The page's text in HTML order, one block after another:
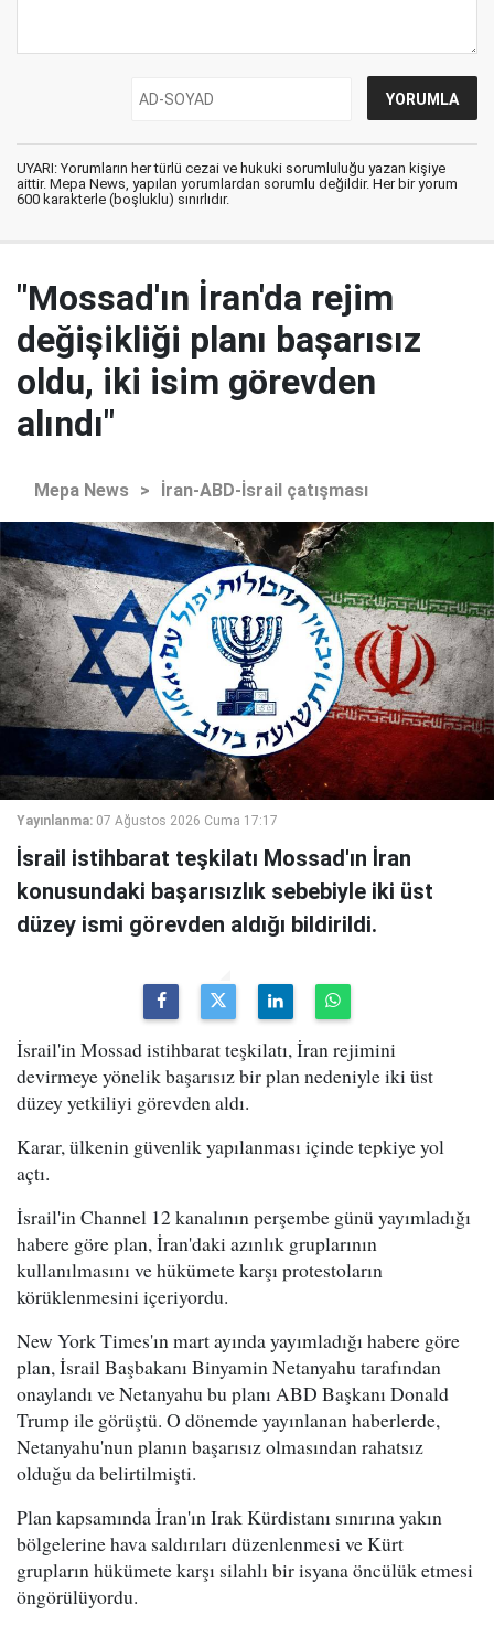
UYARI: Yorumların her türlü cezai ve hukuki sorumluluğu yazan kişiye
aittir. Mepa News, yapılan yorumlardan sorumlu değildir. Her bir yorum
600 karakterle (boşluklu) sınırlıdır.
"Mossad'ın İran'da rejim
değişikliği planı başarısız
oldu, iki isim görevden
alındı"
Mepa News > İran-ABD-İsrail çatışması
Yayınlanma: 07 Ağustos 2026 Cuma 17:17
İsrail istihbarat teşkilatı Mossad'ın İran
konusundaki başarısızlık sebebiyle iki üst
düzey ismi görevden aldığı bildirildi.
İsrail'in Mossad istihbarat teşkilatı, İran rejimini
devirmeye yönelik başarısız bir plan nedeniyle iki üst
düzey yetkiliyi görevden aldı.
Karar, ülkenin güvenlik yapılanması içinde tepkiye yol
açtı.
İsrail'in Channel 12 kanalının perşembe günü yayımladığı
habere göre plan, İran'daki azınlık gruplarının
kullanılmasını ve hükümete karşı protestoların
körüklenmesini içeriyordu.
New York Times'ın mart ayında yayımladığı habere göre
plan, İsrail Başbakanı Binyamin Netanyahu tarafından
onaylandı ve Netanyahu bu planı ABD Başkanı Donald
Trump ile görüştü. O dönemde yayınlanan haberlerde,
Netanyahu'nun planın başarısız olmasından rahatsız
olduğu da belirtilmişti.
Plan kapsamında İran'ın Irak Kürdistanı sınırına yakın
bölgelerine hava saldırıları düzenlenmesi ve Kürt
grupların hükümete karşı silahlı bir isyana öncülük etmesi
öngörülüyordu.